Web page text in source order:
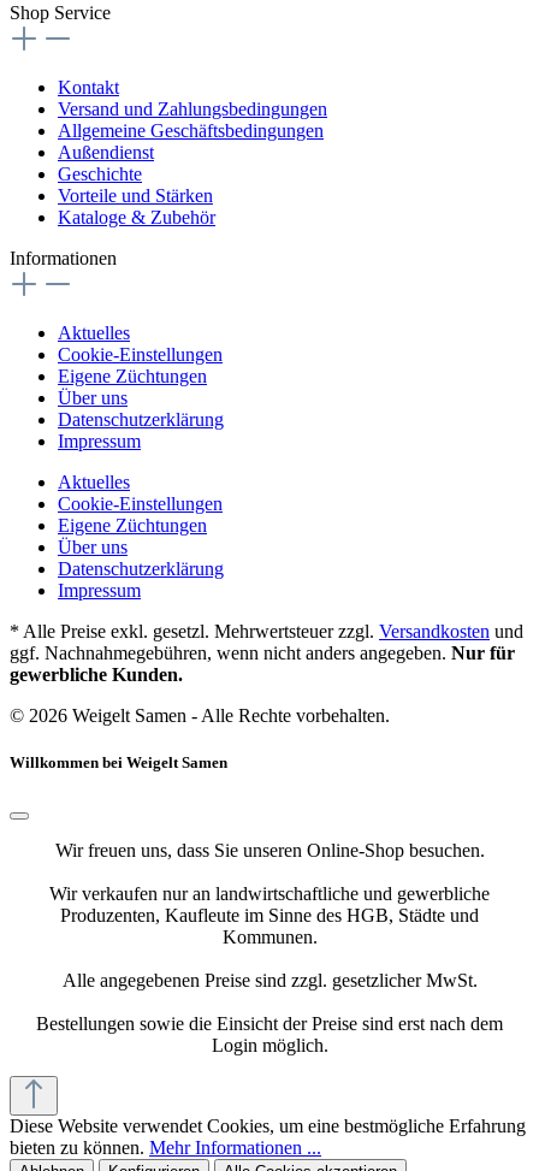
Shop Service
Kontakt
Versand und Zahlungsbedingungen
Allgemeine Geschäftsbedingungen
Außendienst
Geschichte
Vorteile und Stärken
Kataloge & Zubehör
Informationen
Aktuelles
Cookie-Einstellungen
Eigene Züchtungen
Über uns
Datenschutzerklärung
Impressum
Aktuelles
Cookie-Einstellungen
Eigene Züchtungen
Über uns
Datenschutzerklärung
Impressum
* Alle Preise exkl. gesetzl. Mehrwertsteuer zzgl. Versandkosten und
ggf. Nachnahmegebühren, wenn nicht anders angegeben. Nur für
gewerbliche Kunden.
© 2026 Weigelt Samen - Alle Rechte vorbehalten.
Willkommen bei Weigelt Samen
Wir freuen uns, dass Sie unseren Online-Shop besuchen.
Wir verkaufen nur an landwirtschaftliche und gewerbliche
Produzenten, Kaufleute im Sinne des HGB, Städte und
Kommunen.
Alle angegebenen Preise sind zzgl. gesetzlicher MwSt.
Bestellungen sowie die Einsicht der Preise sind erst nach dem
Login möglich.
Diese Website verwendet Cookies, um eine bestmögliche Erfahrung
bieten zu können. Mehr Informationen ...